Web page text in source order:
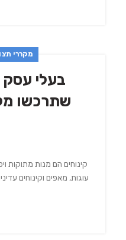
מקררי
בעלי עסק
שתרכשו
קינוחים הם מנות מתוקות
עוגות, מאפים וקינוחים